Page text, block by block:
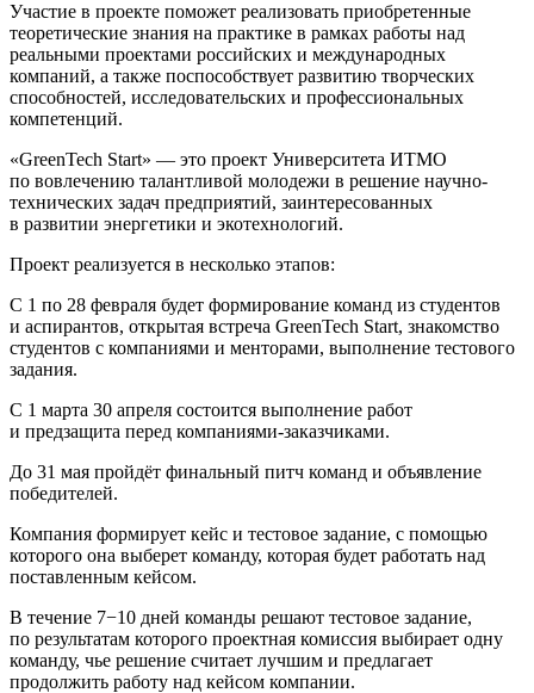
Участие в проекте поможет реализовать приобретенные
теоретические знания на практике в рамках работы над
реальными проектами российских и международных
компаний, а также поспособствует развитию творческих
способностей, исследовательских и профессиональных
компетенций.
«GreenTech Start» — это проект Университета ИТМО
по вовлечению талантливой молодежи в решение научно-
технических задач предприятий, заинтересованных
в развитии энергетики и экотехнологий.
Проект реализуется в несколько этапов:
С 1 по 28 февраля будет формирование команд из студентов
и аспирантов, открытая встреча GreenTech Start, знакомство
студентов с компаниями и менторами, выполнение тестового
задания.
С 1 марта 30 апреля состоится выполнение работ
и предзащита перед компаниями-заказчиками.
До 31 мая пройдёт финальный питч команд и объявление
победителей.
Компания формирует кейс и тестовое задание, с помощью
которого она выберет команду, которая будет работать над
поставленным кейсом.
В течение 7−10 дней команды решают тестовое задание,
по результатам которого проектная комиссия выбирает одну
команду, чье решение считает лучшим и предлагает
продолжить работу над кейсом компании.